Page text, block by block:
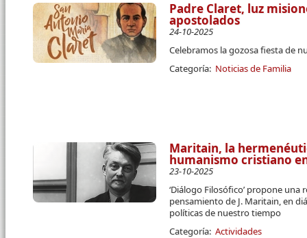
Padre Claret, luz
apostolados
24-10-2025
Celebramos la gozosa fiesta de
Categoría: Noticias de Familia
Maritain, la
humanismo cristiano
23-10-2025
‘Diálogo Filosófico’ propone
pensamiento de J. Maritain, en
políticas de nuestro tiempo
Categoría: Actividades